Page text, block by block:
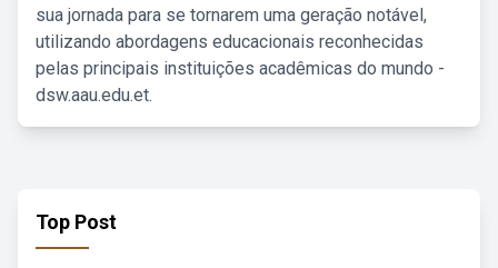
sua jornada para se tornarem uma geração notável,
utilizando abordagens educacionais reconhecidas
pelas principais instituições acadêmicas do mundo -
dsw.aau.edu.et.
Top Post